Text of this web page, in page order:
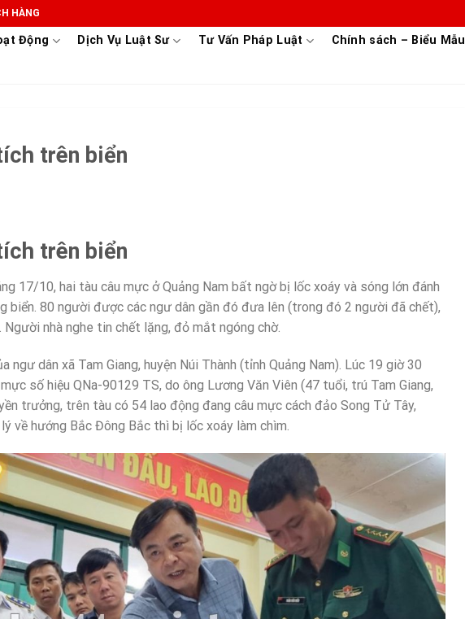
HÀNG
Động Dịch Vụ Luật Sư Tư Vấn Pháp Luật Chính sách – Biểu Mẫu
trên biển
trên biển
17/10, hai tàu câu mực ở Quảng Nam bất ngờ bị lốc xoáy và sóng lớn đánh
biển. 80 người được các ngư dân gần đó đưa lên (trong đó 2 người đã chết),
nhà nghe tin chết lặng, đỏ mắt ngóng chờ.
ngư dân xã Tam Giang, huyện Núi Thành (tỉnh Quảng Nam). Lúc 19 giờ 30
số hiệu QNa-90129 TS, do ông Lương Văn Viên (47 tuổi, trú Tam Giang,
trưởng, trên tàu có 54 lao động đang câu mực cách đảo Song Tử Tây,
về hướng Bắc Đông Bắc thì bị lốc xoáy làm chìm.